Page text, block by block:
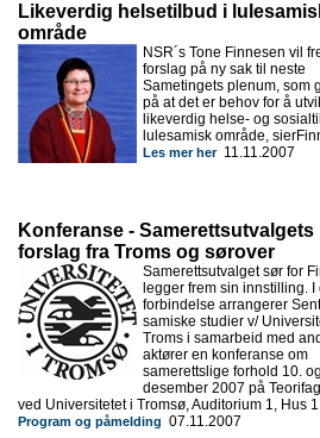
Likeverdig helsetilbud i
område
NSR´s Tone Finnesen vil
forslag på ny sak til neste
Sametingets plenum, som
på at det er behov for å
likeverdig helse- og
lulesamisk område,
Les mer her11.11.2007
Konferanse - Samerettsutvalgets
forslag fra Troms og sørover
Samerettsutvalget sør for
legger frem sin innstilling. I
forbindelse arrangerer
samiske studier v/
Troms i samarbeid med
aktører en konferanse om
samerettslige forhold 10.
desember 2007 på
ved Universitetet i Tromsø, Auditorium 1, Hus
Program og påmelding 07.11.2007